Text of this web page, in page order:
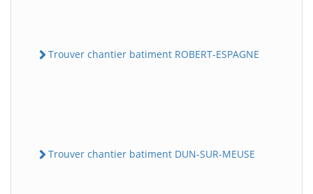
Trouver chantier batiment ROBERT-ESPAGNE
Trouver chantier batiment DUN-SUR-MEUSE